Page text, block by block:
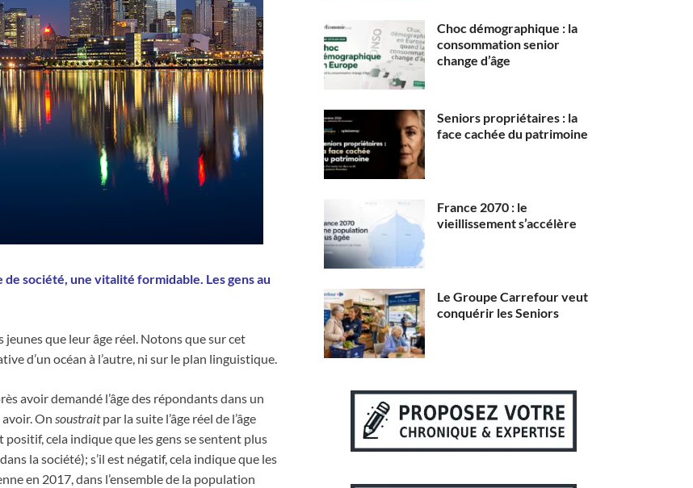
société, une vitalité formidable. Les gens au
jeunes que leur âge réel. Notons que sur cet
d’un océan à l’autre, ni sur le plan linguistique.
avoir demandé l’âge des répondants dans un
On soustraitpar la suite l’âge réel de l’âge
cela indique que les gens se sentent plus
la société); s’il est négatif, cela indique que les
en 2017, dans l’ensemble de la population
Choc démographique : la
consommation senior
change d’âge
Seniors propriétaires : la
face cachée du patrimoine
France 2070 : le
vieillissement s’accélère
Le Groupe Carrefour veut
conquérir les Seniors